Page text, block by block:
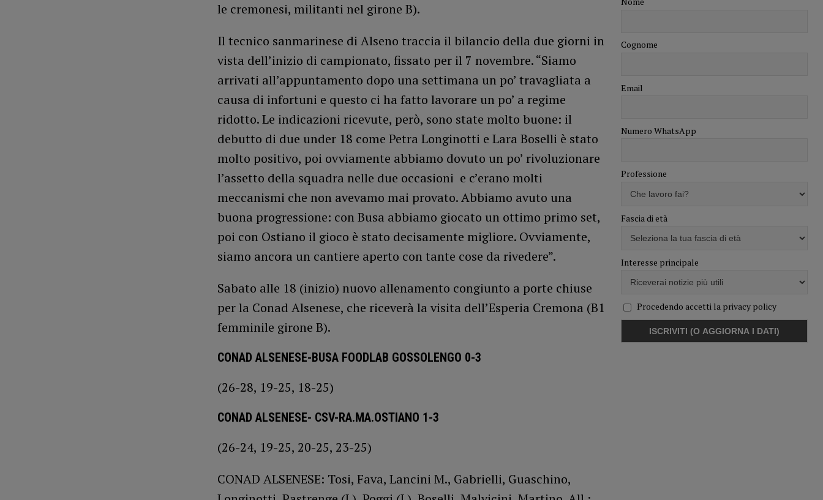
le cremonesi, militanti nel girone B).
Il tecnico sanmarinese di Alseno traccia il bilancio della due giorni in
vista dell’inizio di campionato, fissato per il 7 novembre. “Siamo
arrivati all’appuntamento dopo una settimana un po’ travagliata a
causa di infortuni e questo ci ha fatto lavorare un po’ a regime
ridotto. Le indicazioni ricevute, però, sono state molto buone: il
debutto di due under 18 come Petra Longinotti e Lara Boselli è stato
molto positivo, poi ovviamente abbiamo dovuto un po’ rivoluzionare
l’assetto della squadra nelle due occasioni e c’erano molti
meccanismi che non avevamo mai provato. Abbiamo avuto una
buona progressione: con Busa abbiamo giocato un ottimo primo set,
poi con Ostiano il gioco è stato decisamente migliore. Ovviamente,
siamo ancora un cantiere aperto con tante cose da rivedere”.
Sabato alle 18 (inizio) nuovo allenamento congiunto a porte chiuse
per la Conad Alsenese, che riceverà la visita dell’Esperia Cremona (B1
femminile girone B).
CONAD ALSENESE-BUSA FOODLAB GOSSOLENGO 0-3
(26-28, 19-25, 18-25)
CONAD ALSENESE- CSV-RA.MA.OSTIANO 1-3
(26-24, 19-25, 20-25, 23-25)
CONAD ALSENESE: Tosi, Fava, Lancini M., Gabrielli, Guaschino,
Cognome
Email
Numero WhatsApp
Professione
Fascia di età
Interesse principale
Procedendo accetti la privacy policy